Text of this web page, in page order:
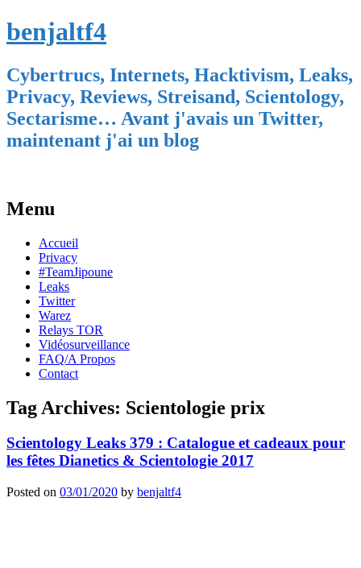
benjaltf4
Cybertrucs, Internets, Hacktivism, Leaks,
Privacy, Reviews, Streisand, Scientology,
Sectarisme… Avant j'avais un Twitter,
maintenant j'ai un blog
Menu
Skip
content
Accueil
Privacy
#TeamJipoune
Leaks
Twitter
Warez
Relays TOR
Vidéosurveillance
FAQ/A Propos
Contact
Tag Archives: Scientologie prix
Scientology Leaks 379 : Catalogue et cadeaux pour
les fêtes Dianetics & Scientologie 2017
Posted on 03/01/2020 by benjaltf4